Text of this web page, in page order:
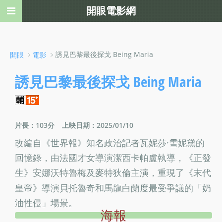
開眼 ﹥ 電影 ﹥誘見巴黎最後探戈 Being Maria
誘見巴黎最後探戈 Being Maria
片長：103分 上映日期：2025/01/10
改編自《世界報》知名政治記者瓦妮莎·雪妮黛的
回憶錄，由法國才女導演潔西卡帕盧執導，《正發
生》安娜沃特魯梅及麥特狄倫主演，重現了《末代
皇帝》導演貝托魯奇和馬龍白蘭度最受爭議的「奶
油性侵」場景。
海報
開眼電影網